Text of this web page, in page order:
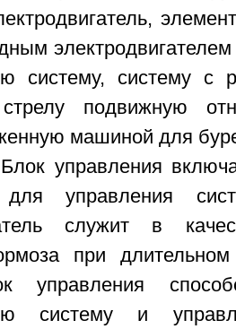
систему, систему с
подвижную
машиной для
управления
для управления
служит в
при
управления
систему и